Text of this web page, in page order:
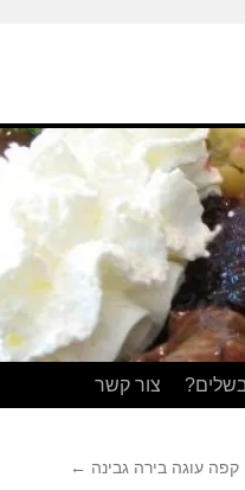
צור קשר
קפה עוגה בירה גבינה ←